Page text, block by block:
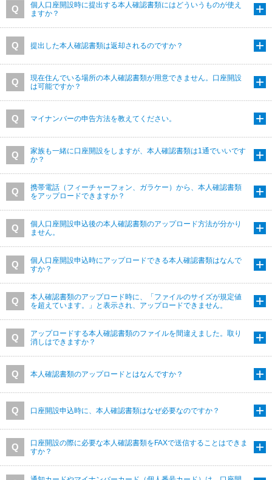
個人口座開設時に提出する本人確認書類にはどういうものが使え
ますか？
提出した本人確認書類は返却されるのですか？
現在住んでいる場所の本人確認書類が用意できません。口座開設
は可能ですか？
マイナンバーの申告方法を教えてください。
家族も一緒に口座開設をしますが、本人確認書類は1通でいいです
か？
携帯電話（フィーチャーフォン、ガラケー）から、本人確認書類
をアップロードできますか？
個人口座開設申込後の本人確認書類のアップロード方法が分かり
ません。
個人口座開設申込時にアップロードできる本人確認書類はなんで
すか？
本人確認書類のアップロード時に、「ファイルのサイズが規定値
を超えています。」と表示され、アップロードできません。
アップロードする本人確認書類のファイルを間違えました。取り
消しはできますか？
本人確認書類のアップロードとはなんですか？
口座開設申込時に、本人確認書類はなぜ必要なのですか？
口座開設の際に必要な本人確認書類をFAXで送信することはできま
すか？